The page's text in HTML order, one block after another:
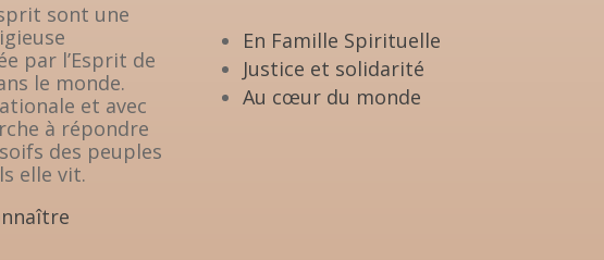
sont une
par l’Esprit de
le monde.
et avec
à répondre
des peuples
elle vit.
En Famille Spirituelle
Justice et solidarité
Au cœur du monde